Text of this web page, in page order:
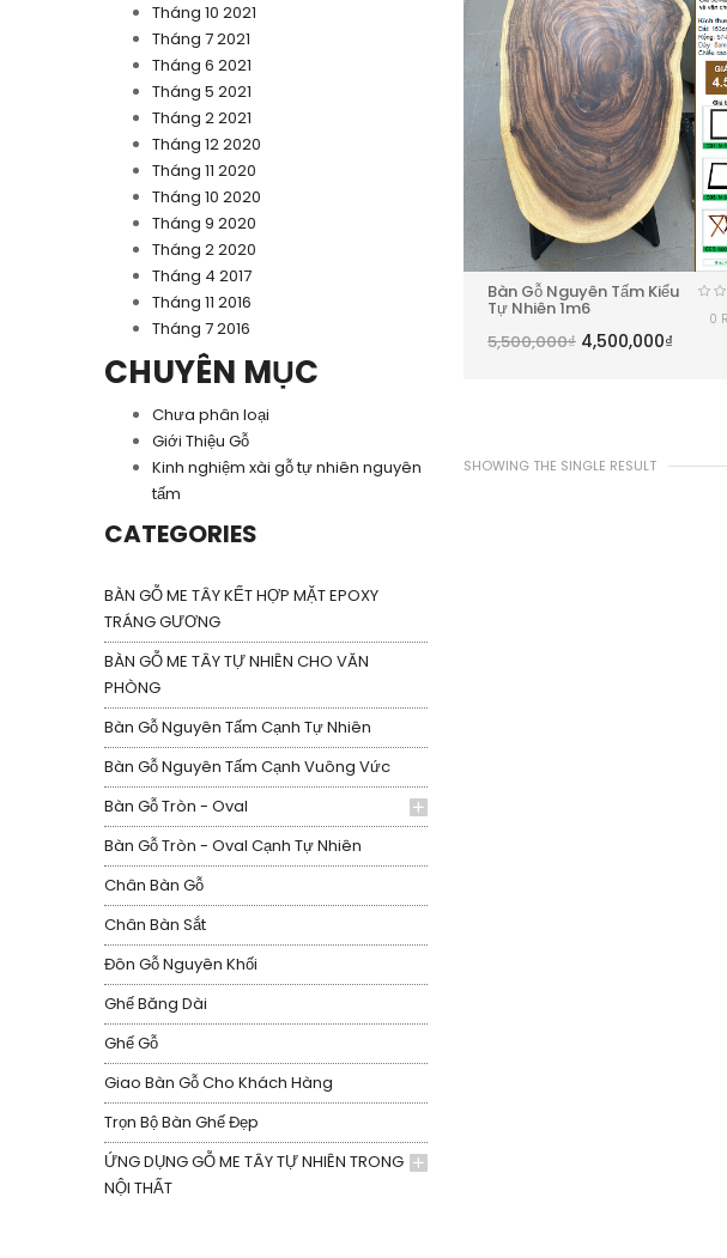
Tháng 10 2021
Tháng 7 2021
Tháng 6 2021
Tháng 5 2021
Tháng 2 2021
Tháng 12 2020
Tháng 11 2020
Tháng 10 2020
Tháng 9 2020
Tháng 2 2020
Tháng 4 2017
Tháng 11 2016
Tháng 7 2016
CHUYÊN MỤC
Chưa phân loại
Giới Thiệu Gỗ
Kinh nghiệm xài gỗ tự nhiên nguyên
tấm
CATEGORIES
BÀN GỖ ME TÂY KẾT HỢP MẶT EPOXY
TRÁNG GƯƠNG
BÀN GỖ ME TÂY TỰ NHIÊN CHO VĂN
PHÒNG
Bàn Gỗ Nguyên Tấm Cạnh Tự Nhiên
Bàn Gỗ Nguyên Tấm Cạnh Vuông Vức
Bàn Gỗ Tròn - Oval
Bàn Gỗ Tròn - Oval Cạnh Tự Nhiên
Chân Bàn Gỗ
Chân Bàn Sắt
Đôn Gỗ Nguyên Khối
Ghế Băng Dài
Ghế Gỗ
Giao Bàn Gỗ Cho Khách Hàng
Trọn Bộ Bàn Ghế Đẹp
ỨNG DỤNG GỖ ME TÂY TỰ NHIÊN TRONG
NỘI THẤT
Bàn Gỗ Nguyên Tấm Kiểu
Tự Nhiên 1m6
5,500,000₫ 4,500,000₫
0
SHOWING THE SINGLE RESULT